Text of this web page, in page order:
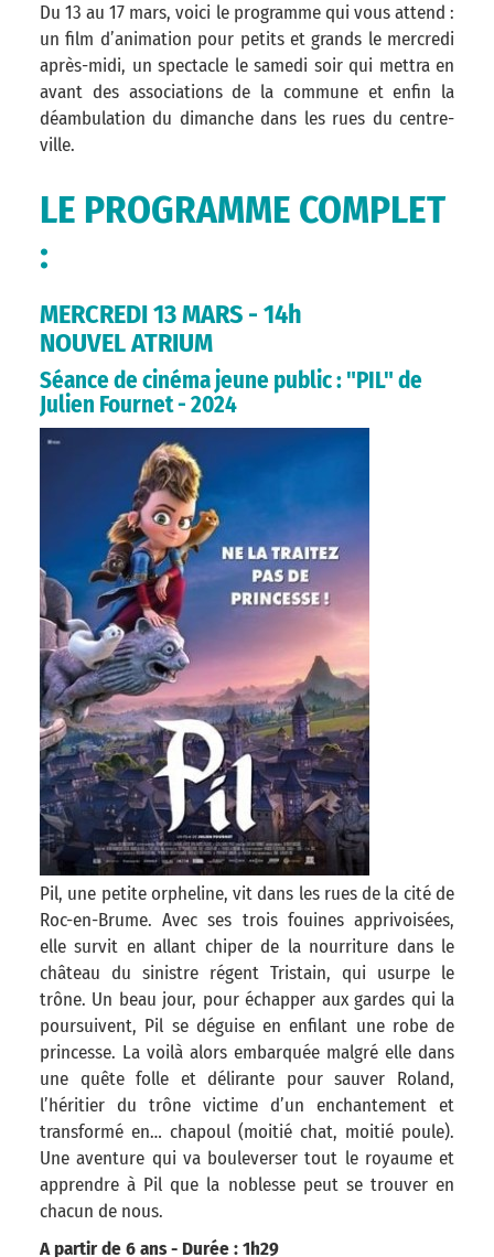
Du 13 au 17 mars, voici le programme qui vous attend :
un film d’animation pour petits et grands le mercredi
après-midi, un spectacle le samedi soir qui mettra en
avant des associations de la commune et enfin la
déambulation du dimanche dans les rues du centre-
ville.
LE PROGRAMME COMPLET
:
MERCREDI 13 MARS - 14h
NOUVEL ATRIUM
Séance de cinéma jeune public : "PIL" de
Julien Fournet - 2024
Pil, une petite orpheline, vit dans les rues de la cité de
Roc-en-Brume. Avec ses trois fouines apprivoisées,
elle survit en allant chiper de la nourriture dans le
château du sinistre régent Tristain, qui usurpe le
trône. Un beau jour, pour échapper aux gardes qui la
poursuivent, Pil se déguise en enfilant une robe de
princesse. La voilà alors embarquée malgré elle dans
une quête folle et délirante pour sauver Roland,
l’héritier du trône victime d’un enchantement et
transformé en… chapoul (moitié chat, moitié poule).
Une aventure qui va bouleverser tout le royaume et
apprendre à Pil que la noblesse peut se trouver en
chacun de nous.
A partir de 6 ans - Durée : 1h29